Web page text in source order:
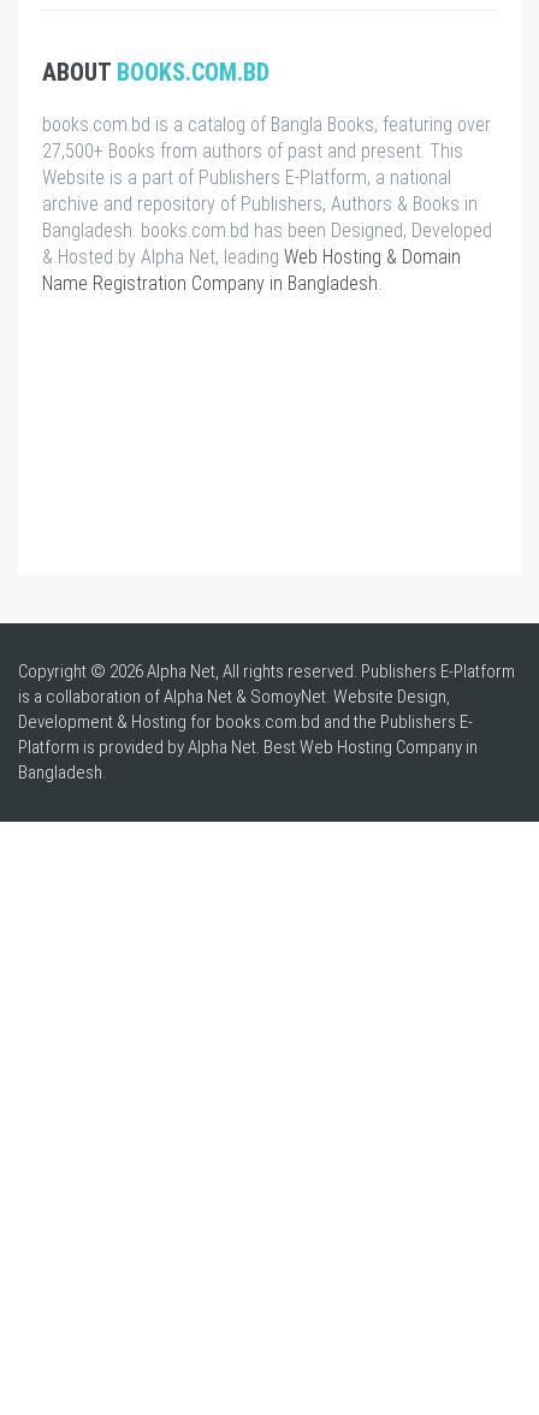
ABOUT BOOKS.COM.BD
books.com.bd is a catalog of Bangla Books, featuring over
27,500+ Books from authors of past and present. This
Website is a part of Publishers E-Platform, a national
archive and repository of Publishers, Authors & Books in
Bangladesh. books.com.bd has been Designed, Developed
& Hosted by Alpha Net, leading Web Hosting & Domain
Name Registration Company in Bangladesh.
Copyright © 2026 Alpha Net, All rights reserved. Publishers E-Platform
is a collaboration of Alpha Net & SomoyNet. Website Design,
Development & Hosting for books.com.bd and the Publishers E-
Platform is provided by Alpha Net. BestWeb Hosting Company in
Bangladesh.